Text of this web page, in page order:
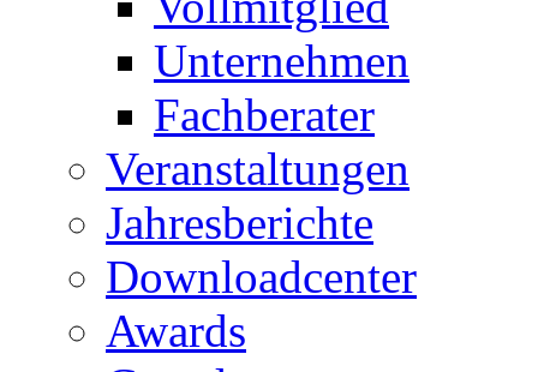
Unternehmen
Fachberater
Veranstaltungen
Jahresberichte
Downloadcenter
Awards